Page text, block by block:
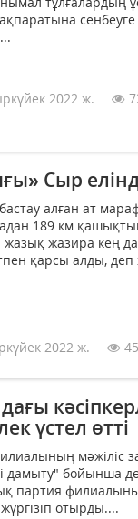
2022 ж.
Сыр
алған ат
189 км
жазира кең
қарсы алды, деп
2022 ж.
үстел өтті
мәжіліс
дамыту" бойынша
партия
отырды....